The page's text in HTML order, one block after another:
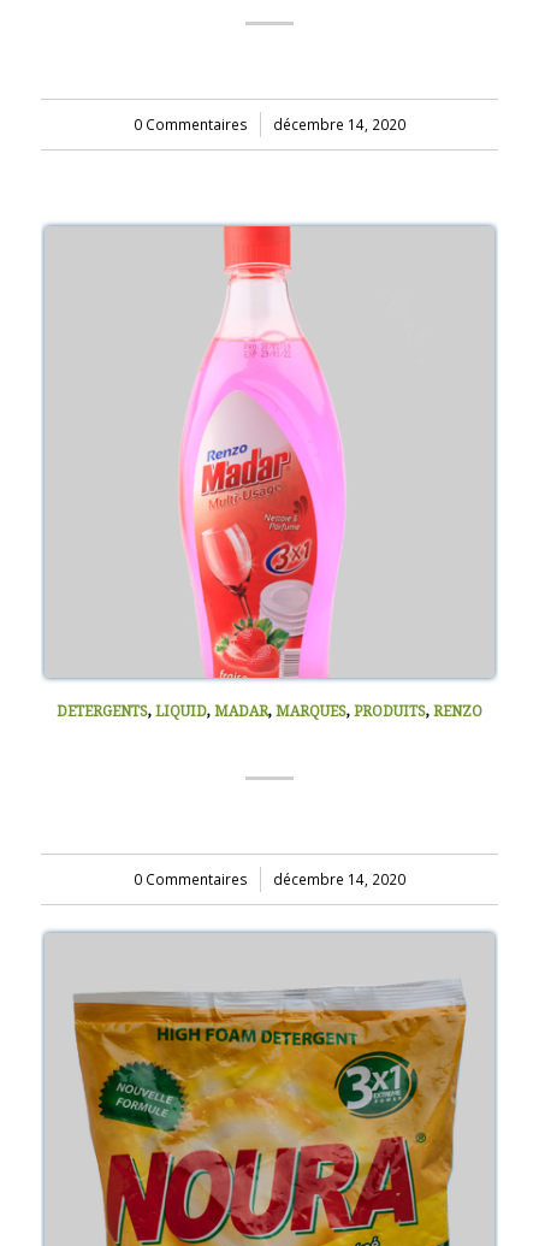
0 Commentaires
/ décembre 14, 2020
DETERGENTS, LIQUID, MADAR, MARQUES, PRODUITS, RENZO
0 Commentaires
/ décembre 14, 2020